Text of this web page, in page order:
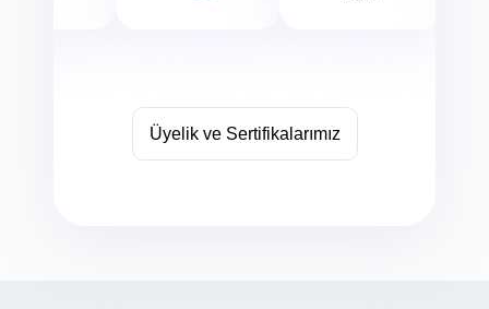
Üyelik ve Sertifikalarımız